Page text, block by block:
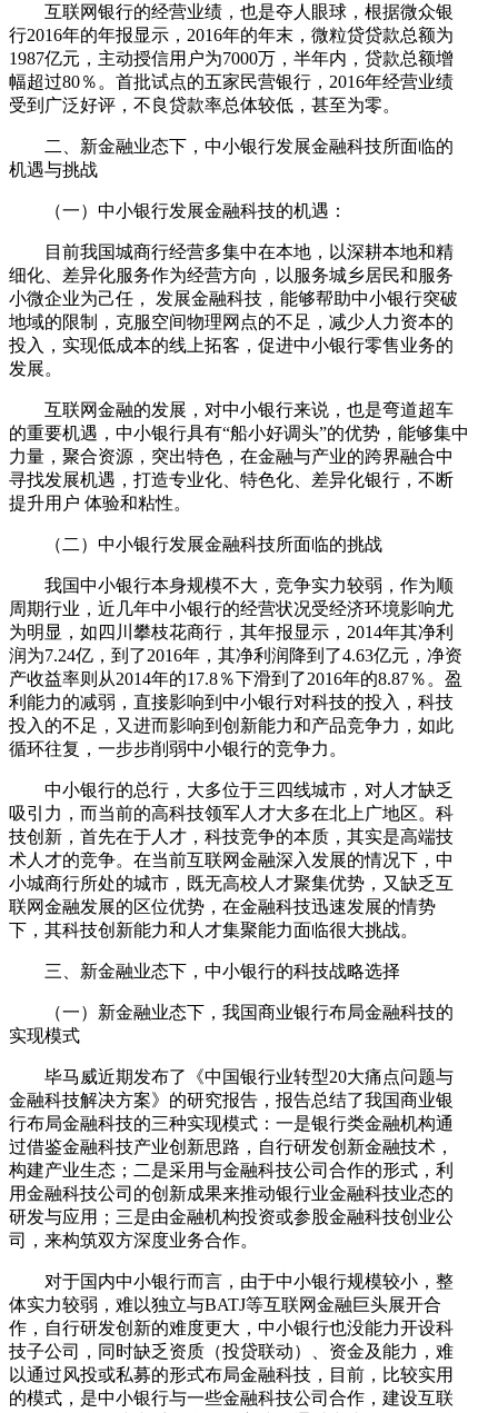
互联网银行的经营业绩，也是夺人眼球，根据微众银
行2016年的年报显示，2016年的年末，微粒贷贷款总额为
1987亿元，主动授信用户为7000万，半年内，贷款总额增
幅超过80％。首批试点的五家民营银行，2016年经营业绩
受到广泛好评，不良贷款率总体较低，甚至为零。
二、新金融业态下，中小银行发展金融科技所面临的
机遇与挑战
（一）中小银行发展金融科技的机遇：
目前我国城商行经营多集中在本地，以深耕本地和精
细化、差异化服务作为经营方向，以服务城乡居民和服务
小微企业为己任， 发展金融科技，能够帮助中小银行突破
地域的限制，克服空间物理网点的不足，减少人力资本的
投入，实现低成本的线上拓客，促进中小银行零售业务的
发展。
互联网金融的发展，对中小银行来说，也是弯道超车
的重要机遇，中小银行具有“船小好调头”的优势，能够集中
力量，聚合资源，突出特色，在金融与产业的跨界融合中
寻找发展机遇，打造专业化、特色化、差异化银行，不断
提升用户 体验和粘性。
（二）中小银行发展金融科技所面临的挑战
我国中小银行本身规模不大，竞争实力较弱，作为顺
周期行业，近几年中小银行的经营状况受经济环境影响尤
为明显，如四川攀枝花商行，其年报显示，2014年其净利
润为7.24亿，到了2016年，其净利润降到了4.63亿元，净资
产收益率则从2014年的17.8％下滑到了2016年的8.87％。盈
利能力的减弱，直接影响到中小银行对科技的投入，科技
投入的不足，又进而影响到创新能力和产品竞争力，如此
循环往复，一步步削弱中小银行的竞争力。
中小银行的总行，大多位于三四线城市，对人才缺乏
吸引力，而当前的高科技领军人才大多在北上广地区。科
技创新，首先在于人才，科技竞争的本质，其实是高端技
术人才的竞争。在当前互联网金融深入发展的情况下，中
小城商行所处的城市，既无高校人才聚集优势，又缺乏互
联网金融发展的区位优势，在金融科技迅速发展的情势
下，其科技创新能力和人才集聚能力面临很大挑战。
三、新金融业态下，中小银行的科技战略选择
（一）新金融业态下，我国商业银行布局金融科技的
实现模式
毕马威近期发布了《中国银行业转型20大痛点问题与
金融科技解决方案》的研究报告，报告总结了我国商业银
行布局金融科技的三种实现模式：一是银行类金融机构通
过借鉴金融科技产业创新思路，自行研发创新金融技术，
构建产业生态；二是采用与金融科技公司合作的形式，利
用金融科技公司的创新成果来推动银行业金融科技业态的
研发与应用；三是由金融机构投资或参股金融科技创业公
司，来构筑双方深度业务合作。
对于国内中小银行而言，由于中小银行规模较小，整
体实力较弱，难以独立与BATJ等互联网金融巨头展开合
作，自行研发创新的难度更大，中小银行也没能力开设科
技子公司，同时缺乏资质（投贷联动）、资金及能力，难
以通过风投或私募的形式布局金融科技，目前，比较实用
的模式，是中小银行与一些金融科技公司合作，建设互联